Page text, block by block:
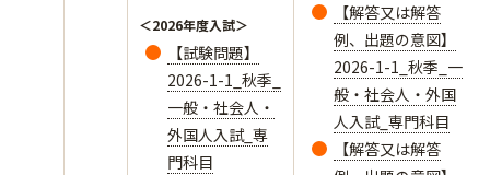
＜2026年度入試＞
【試験問題】
2026-1-1_秋季_
一般・社会人・
外国人入試_専
門科目
【解答又は解答
例、出題の意図】
2026-1-1_秋季_一
般・社会人・外国
人入試_専門科目
【解答又は解答